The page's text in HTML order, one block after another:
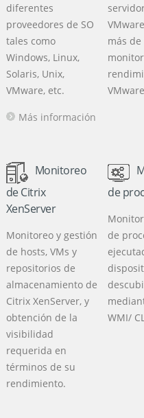
diferentes
proveedores de SO
tales como
Windows, Linux,
Solaris, Unix,
VMware, etc.
Más información
más de
Monitoreo
de Citrix
XenServer
Monitoreo y gestión
de hosts, VMs y
repositorios de
almacenamiento de
Citrix XenServer, y
obtención de la
visibilidad
requerida en
términos de su
rendimiento.
de
de
WMI/